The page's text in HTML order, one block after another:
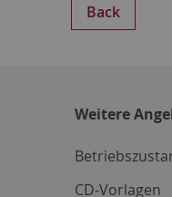
Back
Weitere
CD-Vorlagen